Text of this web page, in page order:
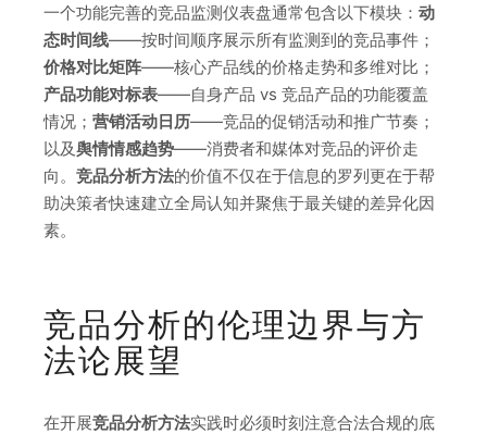
一个功能完善的竞品监测仪表盘通常包含以下模块： 动
态时间线——按时间顺序展示所有监测到的竞品事件；
价格对比矩阵——核心产品线的价格走势和多维对比；
产品功能对标表——自身产品 vs 竞品产品的功能覆盖
情况； 营销活动日历——竞品的促销活动和推广节奏；
以及舆情情感趋势——消费者和媒体对竞品的评价走
向。 竞品分析方法的价值不仅在于信息的罗列更在于帮
助决策者快速建立全局认知并聚焦于最关键的差异化因
素。
竞品分析的伦理边界与方
法论展望
在开展竞品分析方法实践时必须时刻注意合法合规的底